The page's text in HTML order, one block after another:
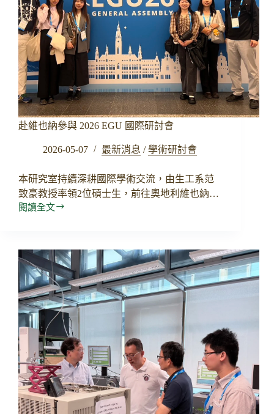
化
校
際
合
作
赴維也納參與 2026 EGU 國際研討會
2026-05-07 最新消息 /學術研討會
本研究室持續深耕國際學術交流，由生工系范
致豪教授率領2位碩士生，前往奧地利維也納…
閱讀全文
赴
納
參
與
2026
EGU
國
際
研
討
會